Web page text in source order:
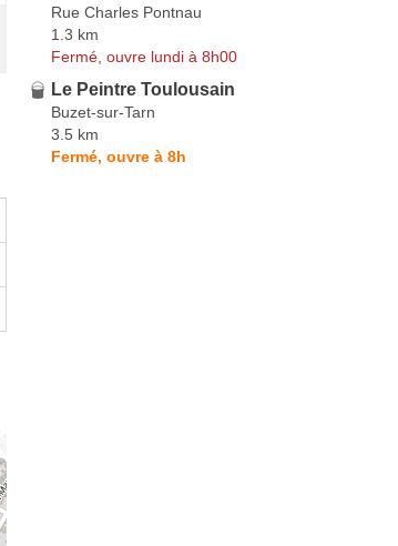
Rue Charles Pontnau
1.3 km
Fermé, ouvre lundi à 8h00
Le Peintre Toulousain
Buzet-sur-Tarn
3.5 km
Fermé, ouvre à 8h